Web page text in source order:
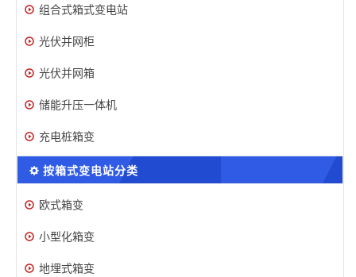
组合式箱式变电站
光伏并网柜
光伏并网箱
储能升压一体机
充电桩箱变
按箱式变电站分类
欧式箱变
小型化箱变
地埋式箱变